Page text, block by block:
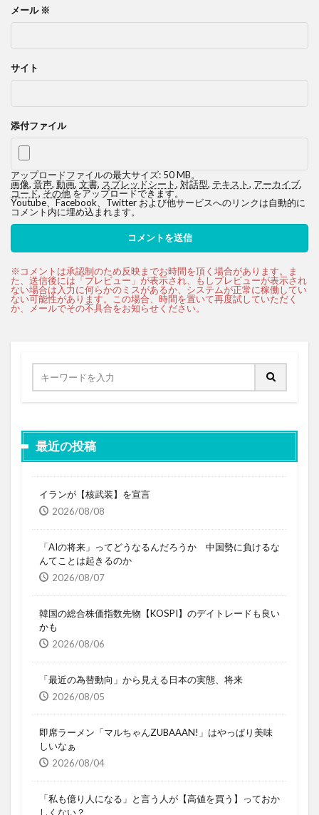
メール ※
サイト
添付ファイル
アップロードファイルの最大サイズ: 50 MB。
画像, 音声, 動画, 文書, スプレッドシート, 対話型, テキスト, アーカイブ,
コード,その他をアップロードできます。
Youtube、Facebook、Twitter および他サービスへのリンクは自動的に
コメント内に埋め込まれます。
最近の投稿
イランが【核武装】を宣言
2026/08/08
「AIの将来」ってどうなるんだろうか 中国勢に負けるな
んてことは起きるのか
2026/08/07
韓国の総合株価指数先物【KOSPI】のデイトレードも良い
かも
2026/08/06
「最近の為替動向」から見える日本の実態、将来
2026/08/05
即席ラーメン「マルちゃんZUBAAAN!」はやっぱり美味
しいなぁ
2026/08/04
「私も億り人になる」と言う人が【高値を買う】っておか
しくない？